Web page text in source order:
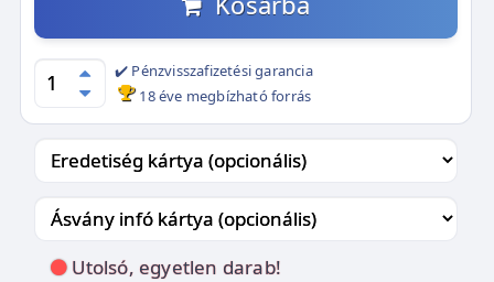
✔️ Pénzvisszafizetési garancia
18 éve megbízható forrás
Utolsó, egyetlen darab!